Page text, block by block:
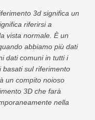
3d significa un
riferirsi a
vista normale. È un
abbiamo più dati
dati comuni in tutti i
basati sul riferimento
un compito noioso
3D che farà
nella